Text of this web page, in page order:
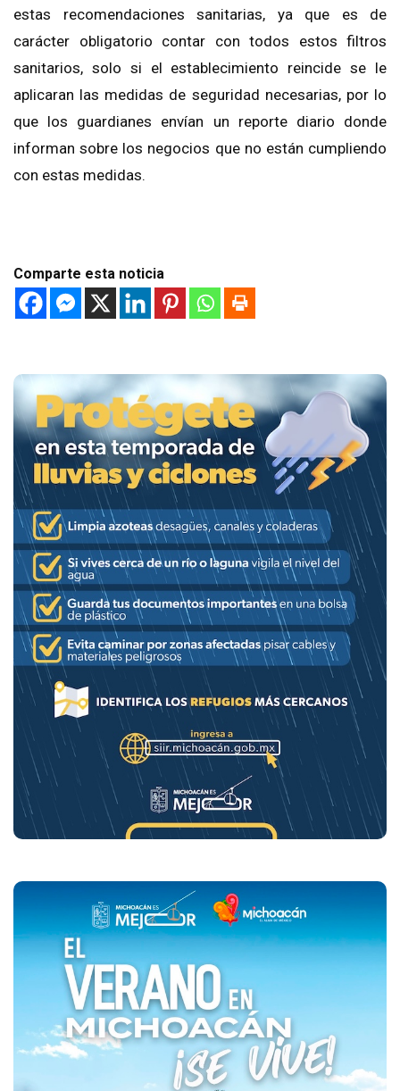
estas recomendaciones sanitarias, ya que es de
carácter obligatorio contar con todos estos filtros
sanitarios, solo si el establecimiento reincide se le
aplicaran las medidas de seguridad necesarias, por lo
que los guardianes envían un reporte diario donde
informan sobre los negocios que no están cumpliendo
con estas medidas.
Comparte esta noticia